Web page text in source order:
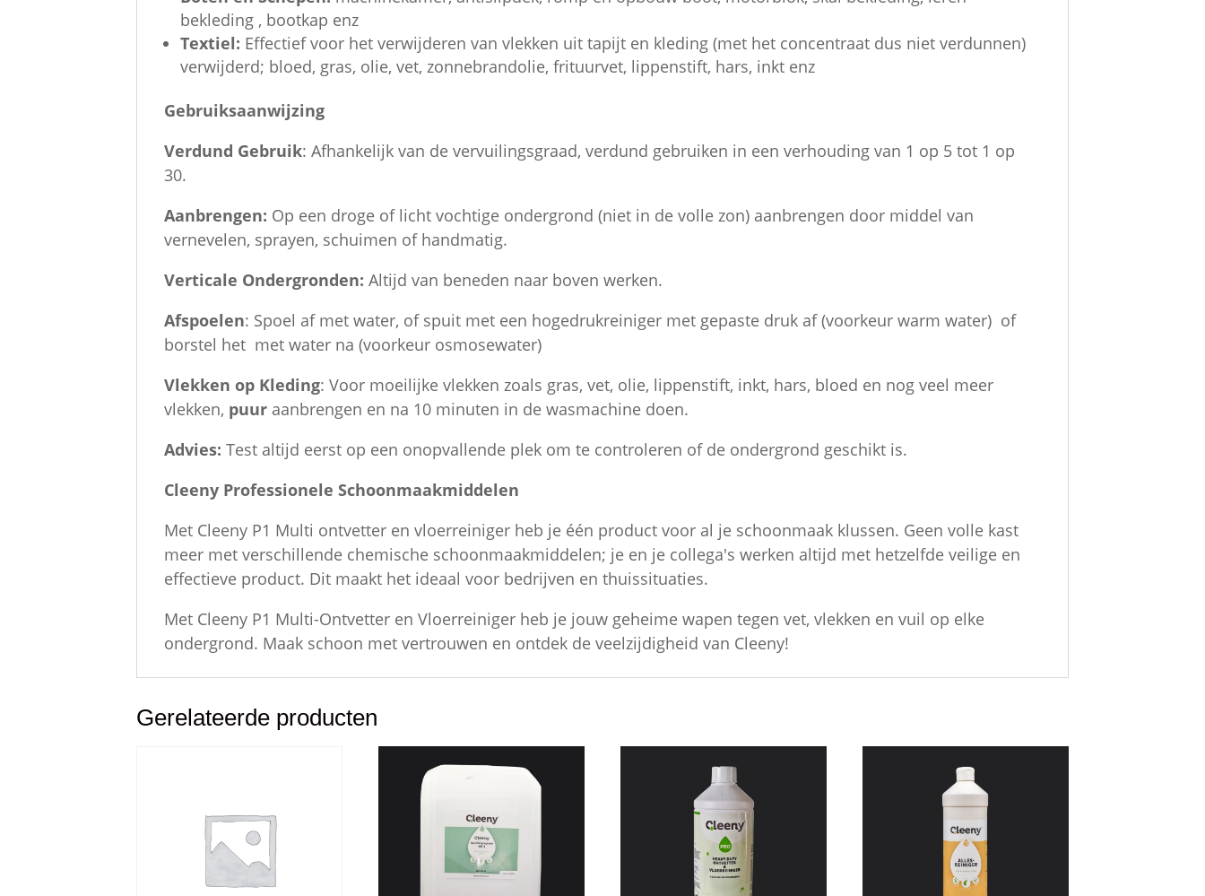
bekleding , bootkap enz
Textiel: Effectief voor het verwijderen van vlekken uit tapijt en kleding (met het concentraat dus niet verdunnen)
verwijderd; bloed, gras, olie, vet, zonnebrandolie, frituurvet, lippenstift, hars, inkt enz
Gebruiksaanwijzing
Verdund Gebruik: Afhankelijk van de vervuilingsgraad, verdund gebruiken in een verhouding van 1 op 5 tot 1 op
30.
Aanbrengen: Op een droge of licht vochtige ondergrond (niet in de volle zon) aanbrengen door middel van
vernevelen, sprayen, schuimen of handmatig.
Verticale Ondergronden: Altijd van beneden naar boven werken.
Afspoelen: Spoel af met water, of spuit met een hogedrukreiniger met gepaste druk af (voorkeur warm water) of
borstel het met water na (voorkeur osmosewater)
Vlekken op Kleding: Voor moeilijke vlekken zoals gras, vet, olie, lippenstift, inkt, hars, bloed en nog veel meer
vlekken, puur aanbrengen en na 10 minuten in de wasmachine doen.
Advies: Test altijd eerst op een onopvallende plek om te controleren of de ondergrond geschikt is.
Cleeny Professionele Schoonmaakmiddelen
Met Cleeny P1 Multi ontvetter en vloerreiniger heb je één product voor al je schoonmaak klussen. Geen volle kast
meer met verschillende chemische schoonmaakmiddelen; je en je collega's werken altijd met hetzelfde veilige en
effectieve product. Dit maakt het ideaal voor bedrijven en thuissituaties.
Met Cleeny P1 Multi-Ontvetter en Vloerreiniger heb je jouw geheime wapen tegen vet, vlekken en vuil op elke
ondergrond. Maak schoon met vertrouwen en ontdek de veelzijdigheid van Cleeny!
Gerelateerde producten